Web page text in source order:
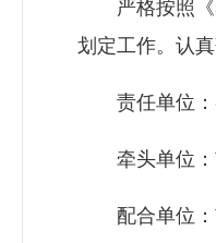
严格按照《攀
划定工作。认
责任单位：
牵头单位：
配合单位：